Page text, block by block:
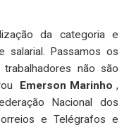
da categoria e
salarial. Passamos os
não são
Emerson Marinho ,
Nacional dos
e Telégrafos e